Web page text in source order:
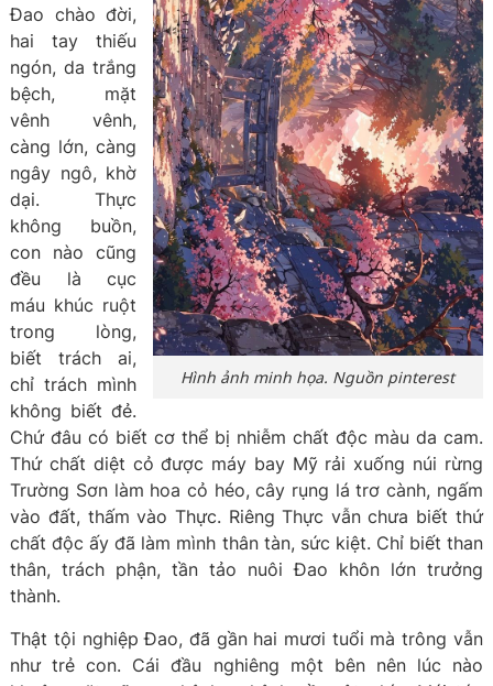
Hình ảnh minh họa. Nguồn pinterest
Đao chào đời,
hai tay thiếu
ngón, da trắng
bệch, mặt
vênh vênh,
càng lớn, càng
ngây ngô, khờ
dại. Thực
không buồn,
con nào cũng
đều là cục
máu khúc ruột
trong lòng,
biết trách ai,
chỉ trách mình
không biết đẻ.
Chứ đâu có biết cơ thể bị nhiễm chất độc màu da cam.
Thứ chất diệt cỏ được máy bay Mỹ rải xuống núi rừng
Trường Sơn làm hoa cỏ héo, cây rụng lá trơ cành, ngấm
vào đất, thấm vào Thực. Riêng Thực vẫn chưa biết thứ
chất độc ấy đã làm mình thân tàn, sức kiệt. Chỉ biết than
thân, trách phận, tần tảo nuôi Đao khôn lớn trưởng
thành.
Thật tội nghiệp Đao, đã gần hai mươi tuổi mà trông vẫn
như trẻ con. Cái đầu nghiêng một bên nên lúc nào